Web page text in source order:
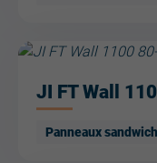
JI FT Wall
Panneaux